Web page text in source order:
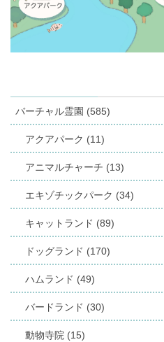
バーチャル霊園 (585)
アクアパーク (11)
アニマルチャーチ (13)
エキゾチックパーク (34)
キャットランド (89)
ドッグランド (170)
ハムランド (49)
バードランド (30)
動物寺院 (15)